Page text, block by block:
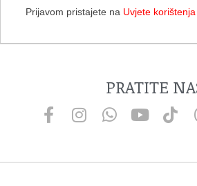
Prijavom pristajete na Uvjete korištenja
PRATITE